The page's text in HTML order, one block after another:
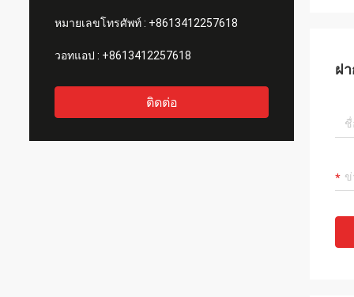
หมายเลขโทรศัพท์ : +8613412257618
วอทแอป : +8613412257618
ติดต่อ
ฝ